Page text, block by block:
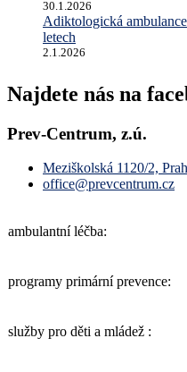
30.1.2026
Adiktologická
letech
2.1.2026
Najdete nás na
Prev-Centrum, z.ú.
Meziškolská 1120/2,
office@prevcentrum.cz
ambulantní léčba:
programy primární prevence:
služby pro děti a mládež :